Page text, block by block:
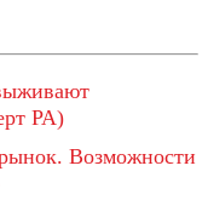
РА)
Возможности